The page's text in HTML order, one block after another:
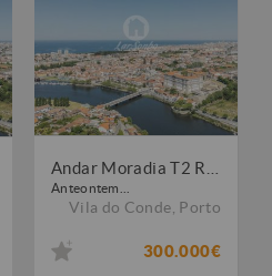
Anteontem...
Vila do Conde Porto
300.000€